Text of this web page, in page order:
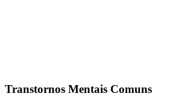
Transtornos Mentais Comuns